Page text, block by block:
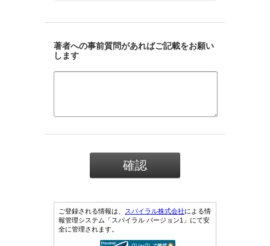
著者への事前質問があればご記載をお願い
します
ご登録される情報は、 スパイラル株式会社による情
報管理システム「スパイラル バージョン1」にて安
全に管理されます。